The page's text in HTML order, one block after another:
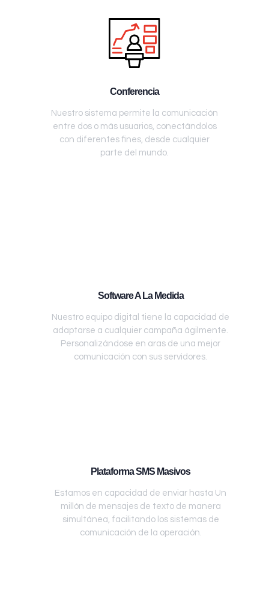
Conferencia
Nuestro sistema permite la comunicación
entre dos o más usuarios, conectándolos
con diferentes fines, desde cualquier
parte del mundo.
Software A La Medida
Nuestro equipo digital tiene la capacidad de
adaptarse a cualquier campaña ágilmente.
Personalizándose en aras de una mejor
comunicación con sus servidores.
Plataforma SMS Masivos
Estamos en capacidad de enviar hasta Un
millón de mensajes de texto de manera
simultánea, facilitando los sistemas de
comunicación de la operación.